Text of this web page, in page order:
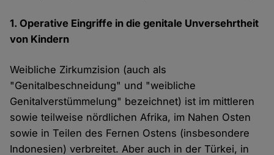
1. Operative Eingriffe in die genitale Unversehrtheit
von Kindern
Weibliche Zirkumzision (auch als
"Genitalbeschneidung" und "weibliche
Genitalverstümmelung" bezeichnet) ist im mittleren
sowie teilweise nördlichen Afrika, im Nahen Osten
sowie in Teilen des Fernen Ostens (insbesondere
Indonesien) verbreitet. Aber auch in der Türkei, in